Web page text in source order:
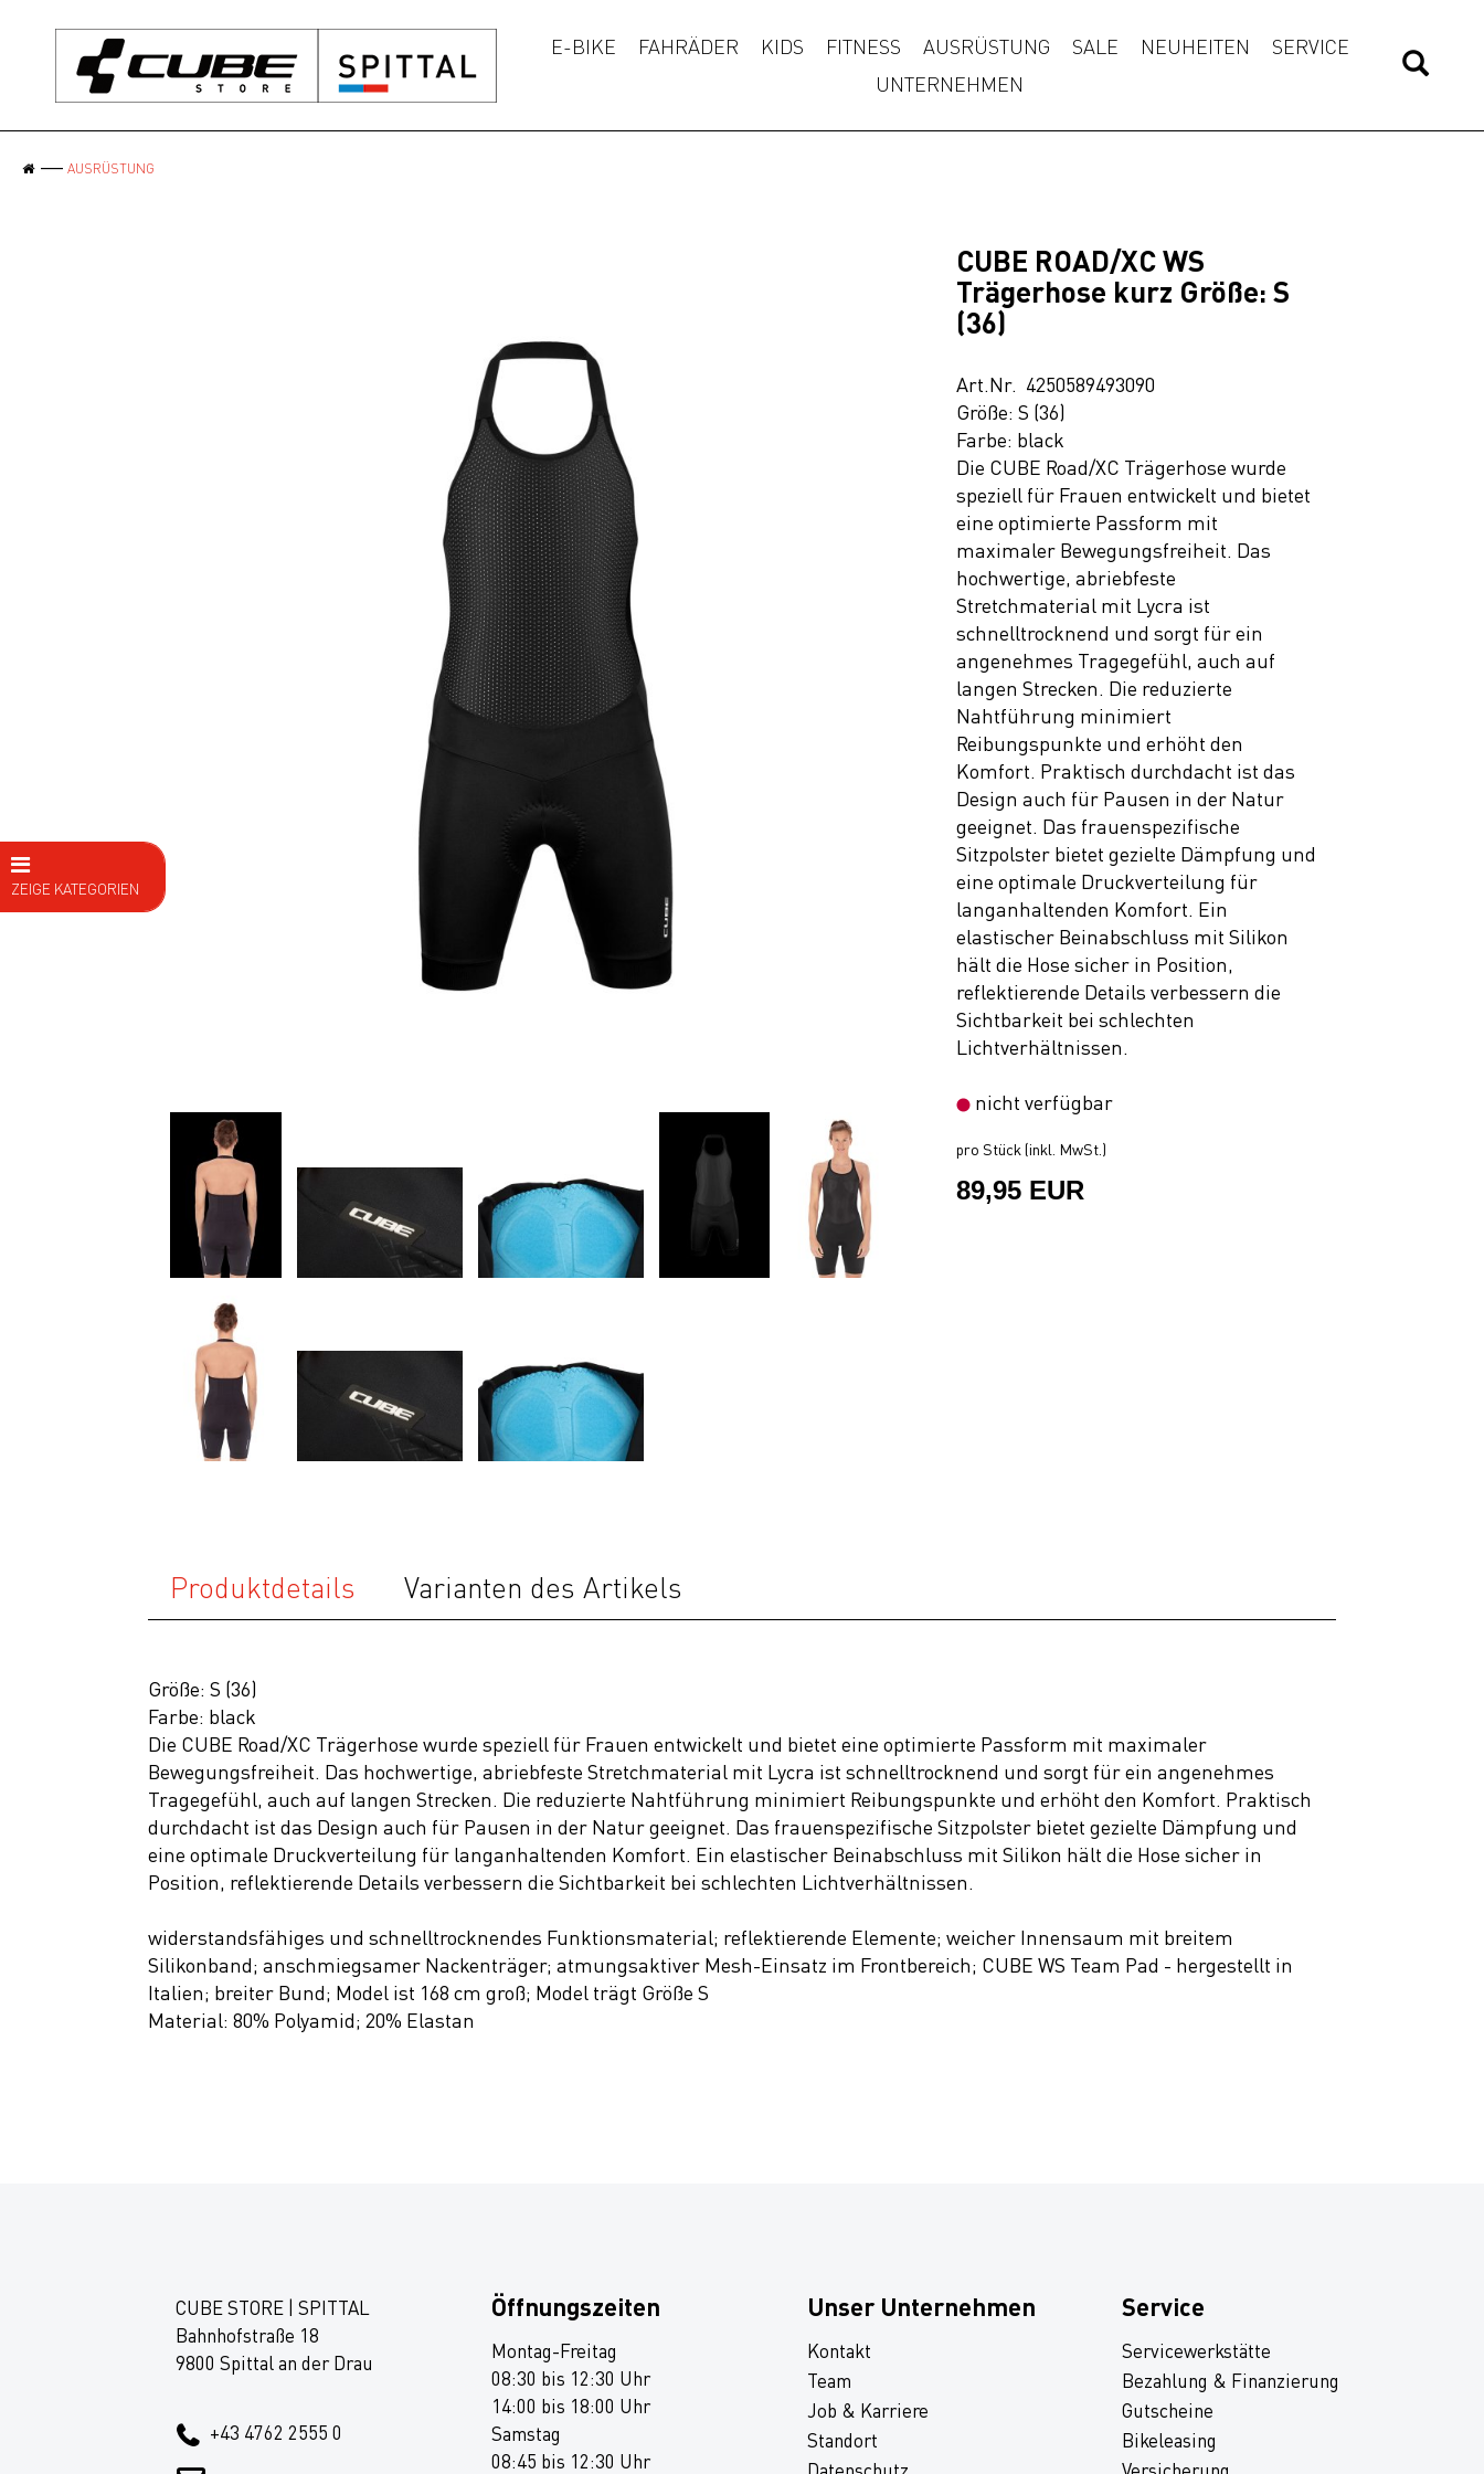
E-BIKE FAHRÄDER KIDS FITNESS AUSRÜSTUNG SALE NEUHEITEN
SERVICE
UNTERNEHMEN
AUSRÜSTUNG
ZEIGE KATEGORIEN
CUBE ROAD/XC WS
Trägerhose kurz Größe: S
(36)
Art.Nr. 4250589493090
Größe: S (36)
Farbe: black
Die CUBE Road/XC Trägerhose wurde
speziell für Frauen entwickelt und bietet
eine optimierte Passform mit
maximaler Bewegungsfreiheit. Das
hochwertige, abriebfeste
Stretchmaterial mit Lycra ist
schnelltrocknend und sorgt für ein
angenehmes Tragegefühl, auch auf
langen Strecken. Die reduzierte
Nahtführung minimiert
Reibungspunkte und erhöht den
Komfort. Praktisch durchdacht ist das
Design auch für Pausen in der Natur
geeignet. Das frauenspezifische
Sitzpolster bietet gezielte Dämpfung und
eine optimale Druckverteilung für
langanhaltenden Komfort. Ein
elastischer Beinabschluss mit Silikon
hält die Hose sicher in Position,
reflektierende Details verbessern die
Sichtbarkeit bei schlechten
Lichtverhältnissen.
nicht verfügbar
pro Stück (inkl. MwSt.)
89,95 EUR
Produktdetails Varianten des Artikels
Größe: S (36)
Farbe: black
Die CUBE Road/XC Trägerhose wurde speziell für Frauen entwickelt und bietet eine optimierte Passform mit maximaler
Bewegungsfreiheit. Das hochwertige, abriebfeste Stretchmaterial mit Lycra ist schnelltrocknend und sorgt für ein angenehmes
Tragegefühl, auch auf langen Strecken. Die reduzierte Nahtführung minimiert Reibungspunkte und erhöht den Komfort. Praktisch
durchdacht ist das Design auch für Pausen in der Natur geeignet. Das frauenspezifische Sitzpolster bietet gezielte Dämpfung und
eine optimale Druckverteilung für langanhaltenden Komfort. Ein elastischer Beinabschluss mit Silikon hält die Hose sicher in
Position, reflektierende Details verbessern die Sichtbarkeit bei schlechten Lichtverhältnissen.
widerstandsfähiges und schnelltrocknendes Funktionsmaterial; reflektierende Elemente; weicher Innensaum mit breitem
Silikonband; anschmiegsamer Nackenträger; atmungsaktiver Mesh-Einsatz im Frontbereich; CUBE WS Team Pad - hergestellt in
Italien; breiter Bund; Model ist 168 cm groß; Model trägt Größe S
Material: 80% Polyamid; 20% Elastan
CUBE STORE | SPITTAL
Bahnhofstraße 18
9800 Spittal an der Drau
+43 4762 2555 0
Öffnungszeiten
Montag-Freitag
08:30 bis 12:30 Uhr
14:00 bis 18:00 Uhr
Samstag
08:45 bis 12:30 Uhr
Unser Unternehmen
Kontakt
Team
Job & Karriere
Standort
Service
Servicewerkstätte
Bezahlung & Finanzierung
Gutscheine
Bikeleasing